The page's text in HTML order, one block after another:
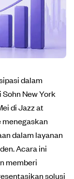
dalam
New York
di Jazz at
menegaskan
dalam layanan
Acara ini
memberi
solusi